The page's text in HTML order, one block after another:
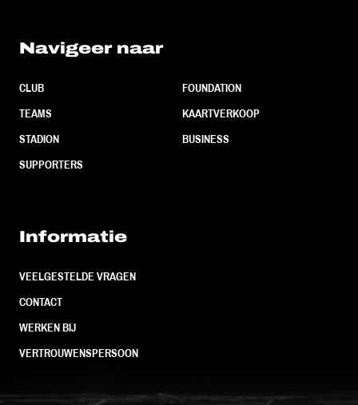
Navigeer naar
CLUB
TEAMS
STADION
SUPPORTERS
FOUNDATION
KAARTVERKOOP
BUSINESS
Informatie
VEELGESTELDE VRAGEN
CONTACT
WERKEN BIJ
VERTROUWENSPERSOON